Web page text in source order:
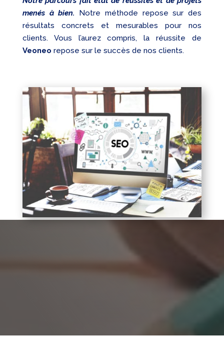
menés à bien. Notre méthode repose sur des
résultats concrets et mesurables pour nos
clients. Vous l’aurez compris, la réussite de
Veoneo repose sur le succès de nos clients.